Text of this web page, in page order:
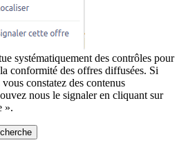
systématiquement des contrôles pour
conformité des offres diffusées. Si
constatez des contenus
nous le signaler en cliquant sur
».